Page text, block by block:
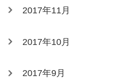
2017年11月
2017年10月
2017年9月